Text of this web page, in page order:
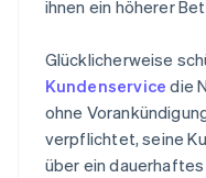
ihnen ein höherer
Glücklicherweise
Kundenservicedie
ohne
verpflichtet, seine
über ein